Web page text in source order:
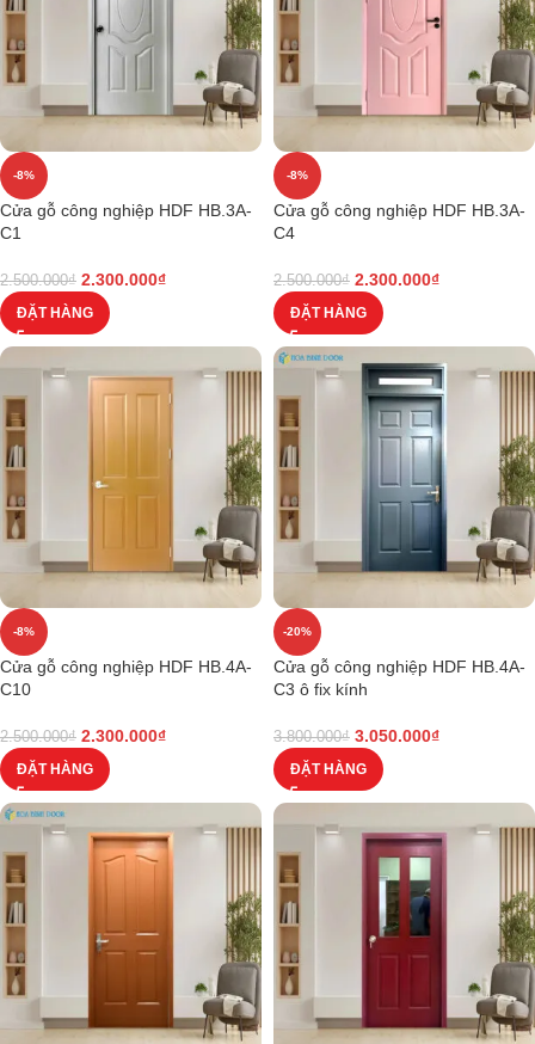
-8%
Cửa gỗ công nghiệp HDF HB.3A-
C1
2.500.000₫ 2.300.000₫
ĐẶT HÀNG
-8%
Cửa gỗ công nghiệp HDF HB.3A-
C4
2.500.000₫ 2.300.000₫
ĐẶT HÀNG
-8%
Cửa gỗ công nghiệp HDF HB.4A-
C10
2.500.000₫ 2.300.000₫
ĐẶT HÀNG
-20%
Cửa gỗ công nghiệp HDF HB.4A-
C3 ô fix kính
3.800.000₫ 3.050.000₫
ĐẶT HÀNG